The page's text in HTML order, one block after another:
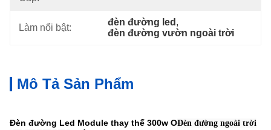
Làm nổi bật:
đèn đường led ,
đèn đường vườn ngoài trời
Mô Tả Sản Phẩm
Đèn đường Led Module thay thế 300w OĐèn đường ngoài trời